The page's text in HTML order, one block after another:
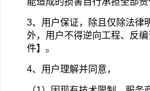
3、用户保证，除且仅除法律
外，用户不得逆向工程、反
件】。
4、用户理解并同意，